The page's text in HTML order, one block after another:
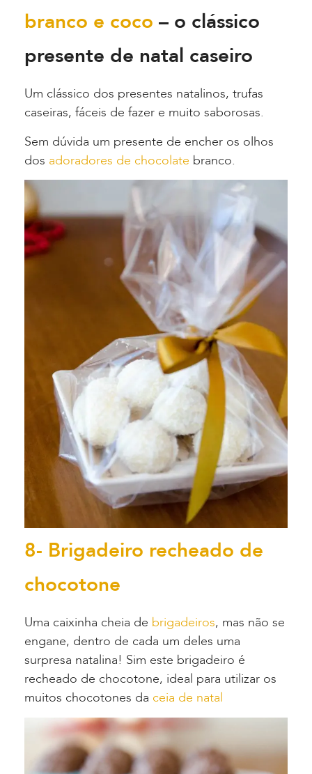
branco e coco – o clássico
presente de natal caseiro
Um clássico dos presentes natalinos, trufas
caseiras, fáceis de fazer e muito saborosas.
Sem dúvida um presente de encher os olhos
dos adoradores de chocolate branco.
8- Brigadeiro recheado de
chocotone
Uma caixinha cheia de brigadeiros, mas não se
engane, dentro de cada um deles uma
surpresa natalina! Sim este brigadeiro é
recheado de chocotone, ideal para utilizar os
muitos chocotones da ceia de natal